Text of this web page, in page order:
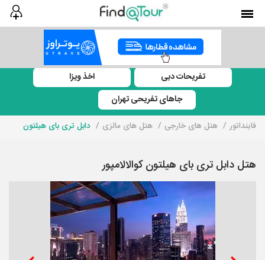
تفریحات دبی
اخذ ویزا
جاهای تفریحی تهران
فاینداتور هتل های خارجی هتل های مالزی دابل تری بای هیلتون
هتل دابل تری بای هیلتون کوالالامپور